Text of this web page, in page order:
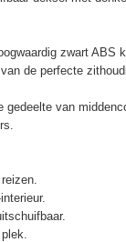
zwart ABS
de perfecte
van